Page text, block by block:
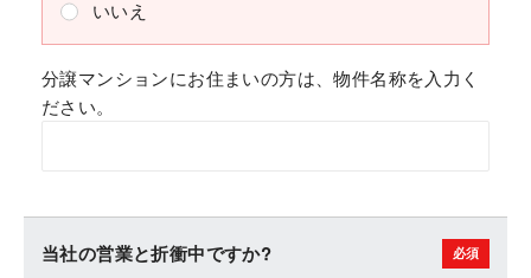
いいえ
分譲マンションにお住まいの方は、物件名称を入力く
ださい。
当社の営業と折衝中ですか?